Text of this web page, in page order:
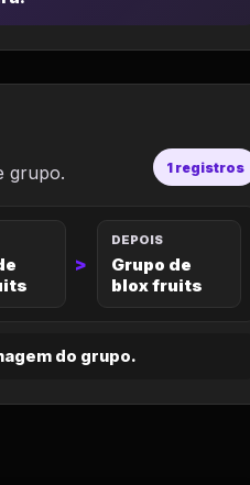
grupo. 1 registros
>
DEPOIS
Grupo de
blox fruits
do grupo.